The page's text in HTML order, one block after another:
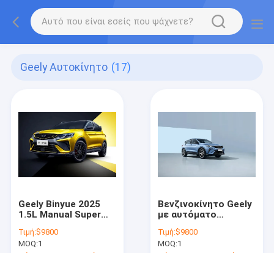
Geely Αυτοκίνητο (17)
Geely Binyue 2025
1.5L Manual Super
χώρο αποθήκευσης
Τιμή:$9800
MOQ:1
Βενζινοκίνητο Geely
με αυτόματο
δερμάτινα καθίσματα
για άνετη οδήγηση
Τιμή:$9800
MOQ:1